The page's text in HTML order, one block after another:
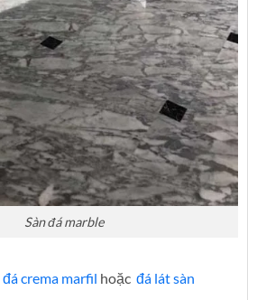
Sàn đá marble
đá crema marfil hoặc đá lát sàn